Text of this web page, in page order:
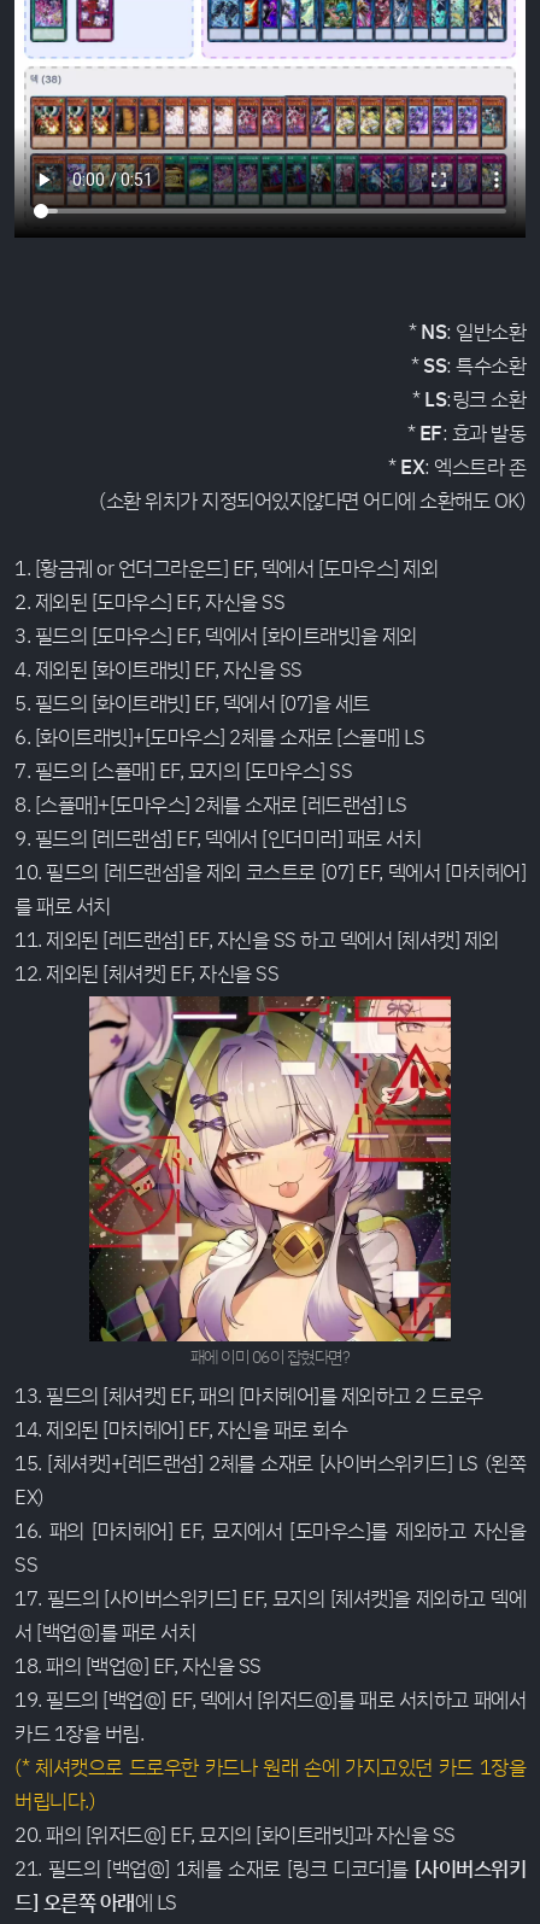
*NS: 일반소환
*SS: 특수소환
*LS:링크 소환
*EF: 효과 발동
*EX: 엑스트라 존
(소환 위치가 지정되어있지않다면 어디에 소환해도 OK)
1. [황금궤 or 언더그라운드] EF, 덱에서 [도마우스] 제외
2. 제외된 [도마우스] EF, 자신을 SS
3. 필드의 [도마우스] EF, 덱에서 [화이트래빗]을 제외
4. 제외된 [화이트래빗] EF, 자신을 SS
5. 필드의 [화이트래빗] EF, 덱에서 [07]을 세트
6. [화이트래빗]+[도마우스] 2체를 소재로 [스플매] LS
7. 필드의 [스플매] EF, 묘지의 [도마우스] SS
8. [스플매]+[도마우스] 2체를 소재로 [레드랜섬] LS
9. 필드의 [레드랜섬] EF, 덱에서 [인더미러] 패로 서치
10. 필드의 [레드랜섬]을 제외 코스트로 [07] EF, 덱에서 [마치헤어]
를 패로 서치
11. 제외된 [레드랜섬] EF, 자신을 SS 하고 덱에서 [체셔캣] 제외
12. 제외된 [체셔캣] EF, 자신을 SS
패에 이미 06이 잡혔다면?
13. 필드의 [체셔캣] EF, 패의 [마치헤어]를 제외하고 2 드로우
14. 제외된 [마치헤어] EF, 자신을 패로 회수
15. [체셔캣]+[레드랜섬] 2체를 소재로 [사이버스위키드] LS (왼쪽
EX)
16. 패의 [마치헤어] EF, 묘지에서 [도마우스]를 제외하고 자신을
SS
17. 필드의 [사이버스위키드] EF, 묘지의 [체셔캣]을 제외하고 덱에
서 [백업@]를 패로 서치
18. 패의 [백업@] EF, 자신을 SS
19. 필드의 [백업@] EF, 덱에서 [위저드@]를 패로 서치하고 패에서
카드 1장을 버림.
(* 체셔캣으로 드로우한 카드나 원래 손에 가지고있던 카드 1장을
버립니다.)
20. 패의 [위저드@] EF, 묘지의 [화이트래빗]과 자신을 SS
21. 필드의 [백업@] 1체를 소재로 [링크 디코더]를[사이버스위키
드] 오른쪽 아래에 LS